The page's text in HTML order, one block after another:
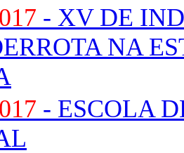
- XV DE
NA
- ESCOLA